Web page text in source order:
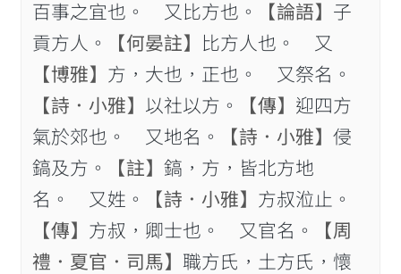
百事之宜也。 又比方也。
【論語】 子
貢方人。
【何晏註】
比方人也。 又
【博雅】 方，大也，正也。 又祭名。
【詩．小雅】 以社以方。 【傳】 迎四方
氣於郊也。 又地名。
【詩．小雅】 侵
鎬及方。
【註】 鎬，方，皆北方地
名。 又姓。
【詩．小雅】 方叔涖止。
【傳】 方叔，卿士也。 又官名。
【周
禮．夏官．司馬】 職方氏，土方氏，懷